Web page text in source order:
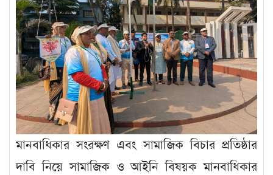
মানবাধিকার সংরক্ষণ এবং সামাজিক বিচার প্রতিষ্ঠার
দাবি নিয়ে সামাজিক ও আইনি বিষয়ক মানবাধিকার